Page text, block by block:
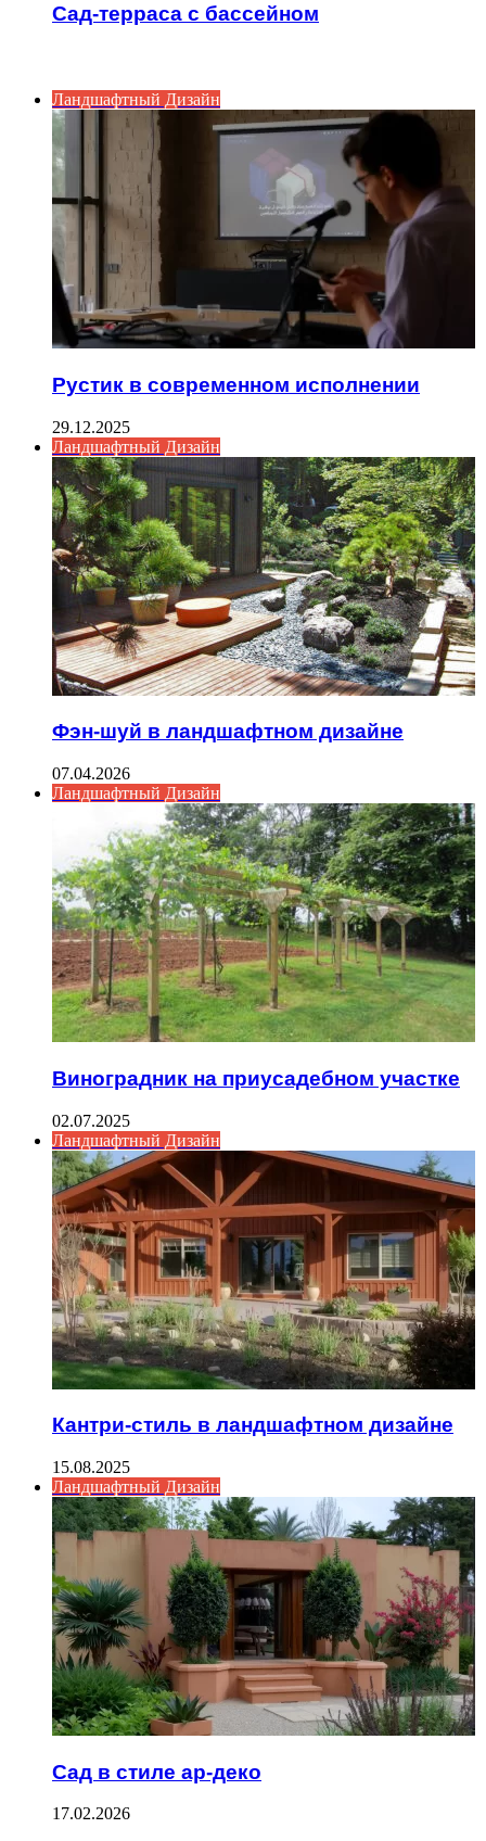
Сад-терраса с бассейном
Ландшафтный Дизайн
Рустик в современном исполнении
29.12.2025
Ландшафтный Дизайн
Фэн-шуй в ландшафтном дизайне
07.04.2026
Ландшафтный Дизайн
Виноградник на приусадебном участке
02.07.2025
Ландшафтный Дизайн
Кантри-стиль в ландшафтном дизайне
15.08.2025
Ландшафтный Дизайн
Сад в стиле ар-деко
17.02.2026